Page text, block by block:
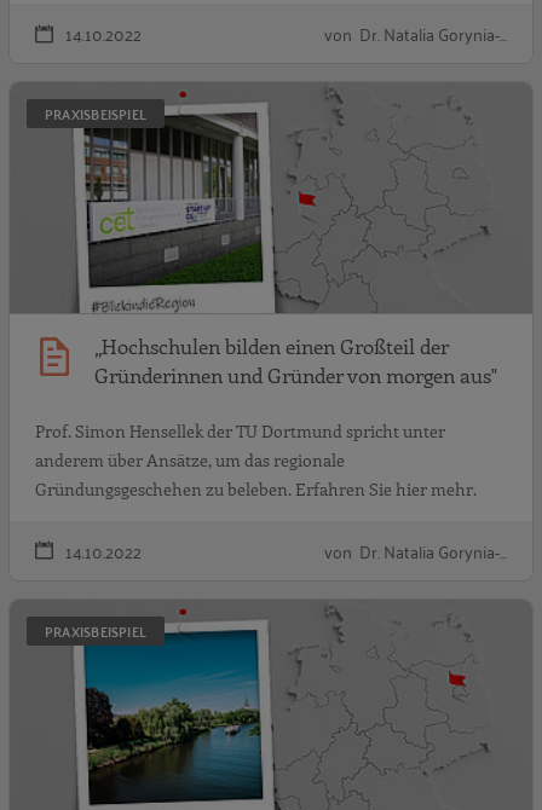
14.10.2022 von Dr. Natalia Gorynia-…
PRAXISBEISPIEL
„Hochschulen bilden einen Großteil der
Gründerinnen und Gründer von morgen aus"
Prof. Simon Hensellek der TU Dortmund spricht unter
anderem über Ansätze, um das regionale
Gründungsgeschehen zu beleben. Erfahren Sie hier mehr.
14.10.2022 von Dr. Natalia Gorynia-…
PRAXISBEISPIEL